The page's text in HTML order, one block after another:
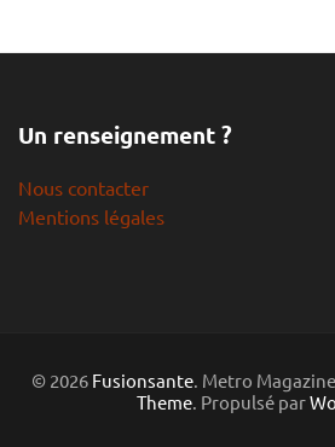
Un renseignement ?
Nous contacter
Mentions légales
© 2026 Fusionsante. Metro
Theme. Propulsé par